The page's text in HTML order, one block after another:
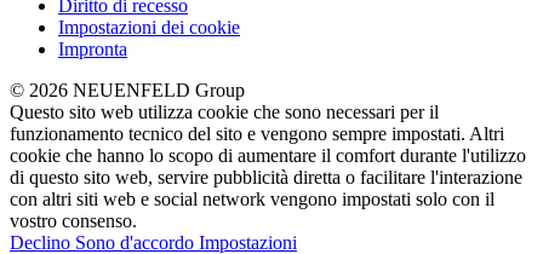
Diritto di recesso
Impostazioni dei cookie
Impronta
© 2026 NEUENFELD Group
Questo sito web utilizza cookie che sono necessari per il
funzionamento tecnico del sito e vengono sempre impostati. Altri
cookie che hanno lo scopo di aumentare il comfort durante l'utilizzo
di questo sito web, servire pubblicità diretta o facilitare l'interazione
con altri siti web e social network vengono impostati solo con il
vostro consenso.
Declino Sono d'accordo Impostazioni